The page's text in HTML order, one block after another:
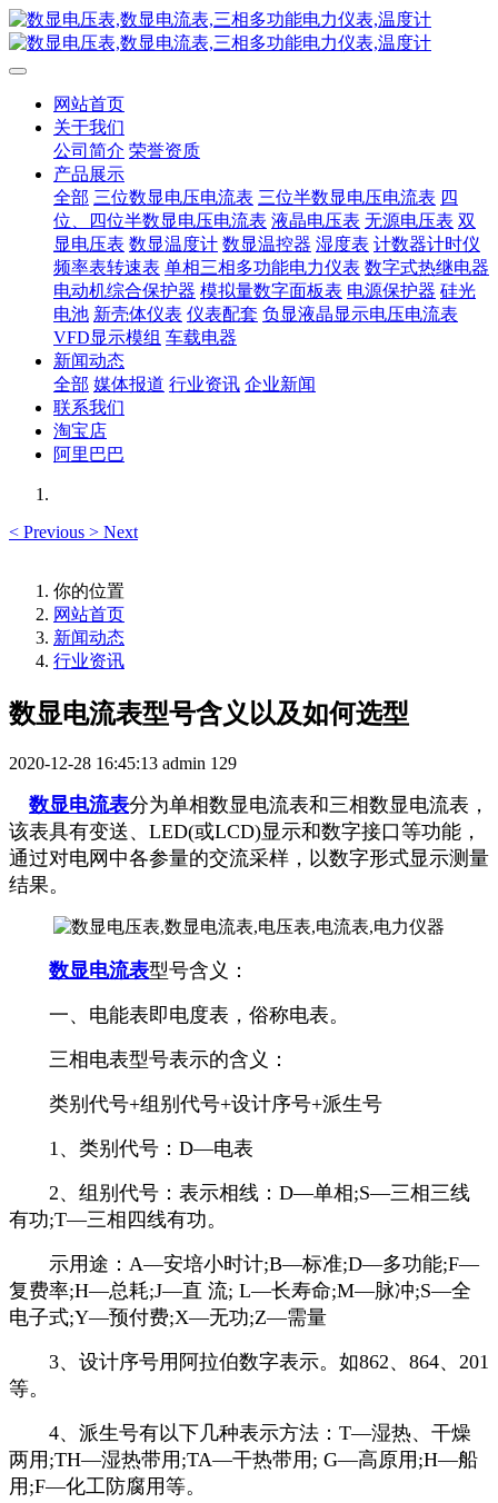
网站首页
关于我们
公司简介 荣誉资质
产品展示
全部 三位数显电压电流表 三位半数显电压电流表 四
位、四位半数显电压电流表 液晶电压表 无源电压表 双
显电压表 数显温度计 数显温控器 湿度表 计数器计时仪
频率表转速表 单相三相多功能电力仪表 数字式热继电器
电动机综合保护器 模拟量数字面板表 电源保护器 硅光
电池 新壳体仪表 仪表配套 负显液晶显示电压电流表
VFD显示模组 车载电器
新闻动态
全部 媒体报道 行业资讯 企业新闻
联系我们
淘宝店
阿里巴巴
< Previous > Next
你的位置
网站首页
新闻动态
行业资讯
数显电流表型号含义以及如何选型
2020-12-28 16:45:13 admin 129
数显电流表分为单相数显电流表和三相数显电流表，
该表具有变送、LED(或LCD)显示和数字接口等功能，
通过对电网中各参量的交流采样，以数字形式显示测量
结果。
数显电流表型号含义：
一、电能表即电度表，俗称电表。
三相电表型号表示的含义：
类别代号+组别代号+设计序号+派生号
1、类别代号：D—电表
2、组别代号：表示相线：D—单相;S—三相三线
有功;T—三相四线有功。
示用途：A—安培小时计;B—标准;D—多功能;F—
复费率;H—总耗;J—直 流; L—长寿命;M—脉冲;S—全
电子式;Y—预付费;X—无功;Z—需量
3、设计序号用阿拉伯数字表示。如862、864、201
等。
4、派生号有以下几种表示方法：T—湿热、干燥
两用;TH—湿热带用;TA—干热带用; G—高原用;H—船
用;F—化工防腐用等。